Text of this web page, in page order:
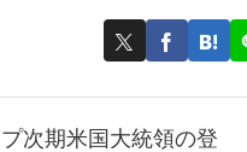
次期米国大統領の登